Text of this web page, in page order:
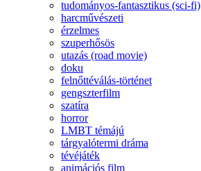
tudományos-fantasztikus (sci-fi)
harcművészeti
érzelmes
szuperhősös
utazás (road movie)
doku
felnőttéválás-történet
gengszterfilm
szatíra
horror
LMBT témájú
tárgyalótermi dráma
tévéjáték
animációs film